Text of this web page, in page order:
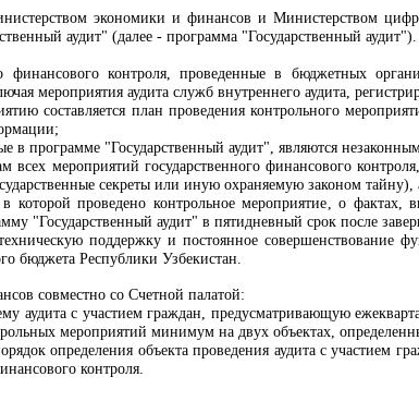
экономики и финансов и Министерством
аудит" (далее - программа "Государственный аудит").
финансового контроля, проведенные в бюджетных
мероприятия аудита служб внутреннего аудита,
составляется план проведения контрольного
в программе "Государственный аудит", являются
всех мероприятий государственного финансового
секреты или иную охраняемую законом
которой проведено контрольное мероприятие, о фактах,
"Государственный аудит" в пятидневный срок после
поддержку и постоянное совершенствование
бюджета Республики Узбекистан.
совместно со Счетной палатой:
аудита с участием граждан, предусматривающую
мероприятий минимум на двух объектах,
определения объекта проведения аудита с участием
контроля.